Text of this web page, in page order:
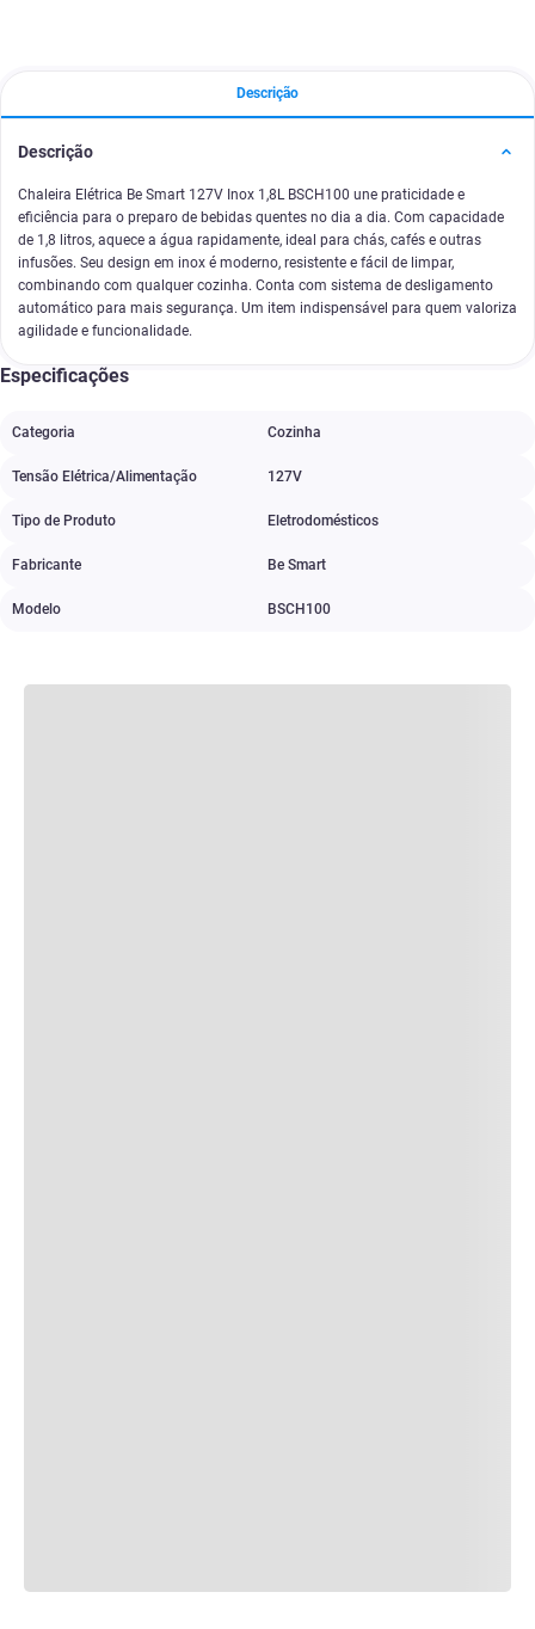
Descrição
Descrição
Chaleira Elétrica Be Smart 127V Inox 1,8L BSCH100 une praticidade e
eficiência para o preparo de bebidas quentes no dia a dia. Com capacidade
de 1,8 litros, aquece a água rapidamente, ideal para chás, cafés e outras
infusões. Seu design em inox é moderno, resistente e fácil de limpar,
combinando com qualquer cozinha. Conta com sistema de desligamento
automático para mais segurança. Um item indispensável para quem valoriza
agilidade e funcionalidade.
Especificações
Categoria Cozinha
Tensão Elétrica/Alimentação 127V
Tipo de Produto Eletrodomésticos
Fabricante Be Smart
Modelo BSCH100